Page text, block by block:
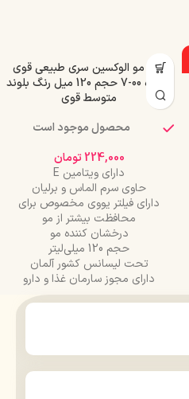
رنگ مو الوکسین سری طبیعی قوی
شماره 00-7 حجم 120 میل رنگ بلوند
متوسط قوی
محصول موجود است
224,000 تومان
دارای ویتامین E
حاوی سرم الماس و برلیان
دارای فیلتر یووی مخصوص برای
محافظت بیشتر از مو
درخشان کننده مو
حجم 120 میلی‌لیتر
تحت لیسانس کشور آلمان
دارای مجوز سارمان غذا و دارو